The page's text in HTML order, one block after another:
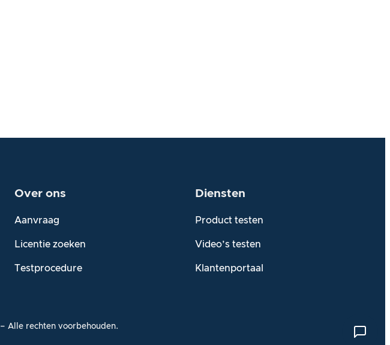
Over ons
Aanvraag
Licentie zoeken
Testprocedure
Diensten
Product testen
Video’s testen
Klantenportaal
– Alle rechten voorbehouden.